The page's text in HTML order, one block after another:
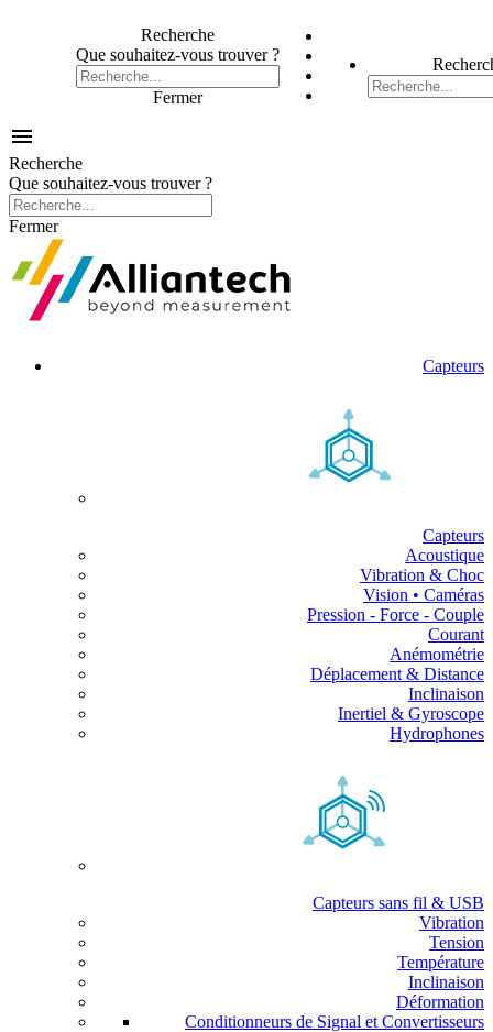
Recherche
Que souhaitez-vous trouver ?
Fermer

Recherche
Que souhaitez-vous trouver ?
Fermer
Capteurs
Capteurs
Acoustique
Vibration & Choc
Vision • Caméras
Pression - Force - Couple
Courant
Anémométrie
Déplacement & Distance
Inclinaison
Inertiel & Gyroscope
Hydrophones
Capteurs sans fil & USB
Vibration
Tension
Température
Inclinaison
Déformation
Conditionneurs de Signal et Convertisseurs